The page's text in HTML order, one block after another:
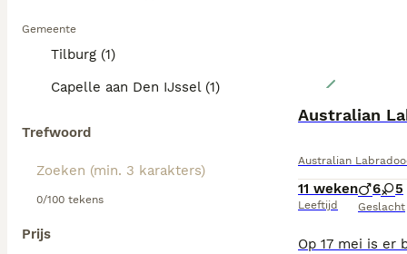
Gemeente
Tilburg (1)
Capelle aan Den IJssel (1)
Trefwoord
0/100 tekens
Prijs
Australian
Australian
11 weken
Leeftijd
6 5
Geslacht